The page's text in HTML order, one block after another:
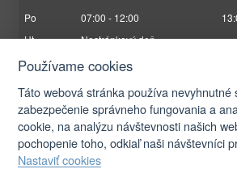
Po 07:00 - 12:00
Ut
Nestránkový deň
St
07:00 - 12:00
Pi
07:00 - 12:30
Používame cookies
Táto webová stránka používa nevyhnutné
zabezpečenie správneho fungovania a
cookie, na analýzu návštevnosti našich
pochopenie toho, odkiaľ naši návštevníci
Nastaviť cookies